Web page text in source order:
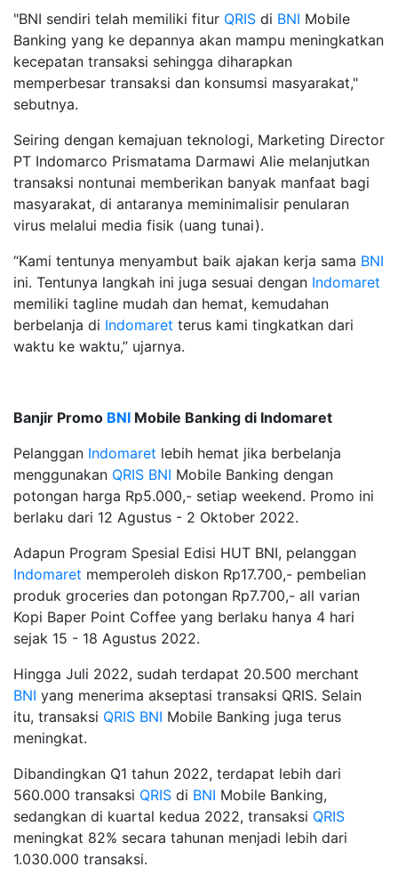
"BNI sendiri telah memiliki fitur QRIS di BNI Mobile
Banking yang ke depannya akan mampu meningkatkan
kecepatan transaksi sehingga diharapkan
memperbesar transaksi dan konsumsi masyarakat,"
sebutnya.
Seiring dengan kemajuan teknologi, Marketing Director
PT Indomarco Prismatama Darmawi Alie melanjutkan
transaksi nontunai memberikan banyak manfaat bagi
masyarakat, di antaranya meminimalisir penularan
virus melalui media fisik (uang tunai).
“Kami tentunya menyambut baik ajakan kerja sama BNI
ini. Tentunya langkah ini juga sesuai dengan Indomaret
memiliki tagline mudah dan hemat, kemudahan
berbelanja di Indomaret terus kami tingkatkan dari
waktu ke waktu,” ujarnya.
Banjir Promo BNI Mobile Banking di Indomaret
Pelanggan Indomaret lebih hemat jika berbelanja
menggunakan QRIS BNI Mobile Banking dengan
potongan harga Rp5.000,- setiap weekend. Promo ini
berlaku dari 12 Agustus - 2 Oktober 2022.
Adapun Program Spesial Edisi HUT BNI, pelanggan
Indomaret memperoleh diskon Rp17.700,- pembelian
produk groceries dan potongan Rp7.700,- all varian
Kopi Baper Point Coffee yang berlaku hanya 4 hari
sejak 15 - 18 Agustus 2022.
Hingga Juli 2022, sudah terdapat 20.500 merchant
BNI yang menerima akseptasi transaksi QRIS. Selain
itu, transaksi QRIS BNI Mobile Banking juga terus
meningkat.
Dibandingkan Q1 tahun 2022, terdapat lebih dari
560.000 transaksi QRIS di BNI Mobile Banking,
sedangkan di kuartal kedua 2022, transaksi QRIS
meningkat 82% secara tahunan menjadi lebih dari
1.030.000 transaksi.